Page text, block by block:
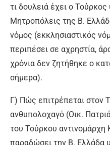
τι δουλειά έχει ο
Μητροπόλεις της Β.
νόμος (εκκλησιαστικός
περιπέσει σε αχρηστία,
χρόνια δεν ζητήθηκε ο
σήμερα).
Γ) Πώς επιτρέπεται στον
ανθυπολοχαγό (Οικ.
του Τούρκου αντινομάρχη
παραδώσει την Β. Ελλάδα